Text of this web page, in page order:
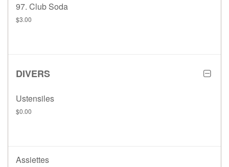
97. Club Soda
$3.00
DIVERS
Ustensiles
$0.00
Assiettes